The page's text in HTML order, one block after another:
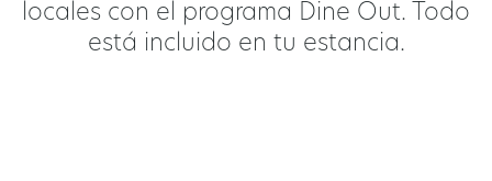
locales con el programa Dine Out. Todo
está incluido en tu estancia.